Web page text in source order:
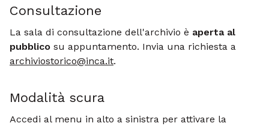
Consultazione
La sala di consultazione dell'archivio è aperta al
pubblico su appuntamento. Invia una richiesta a
archiviostorico@inca.it.
Modalità scura
Accedi al menu in alto a sinistra per attivare la